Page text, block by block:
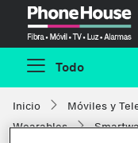
Todo
Inicio Móviles y
Wearables